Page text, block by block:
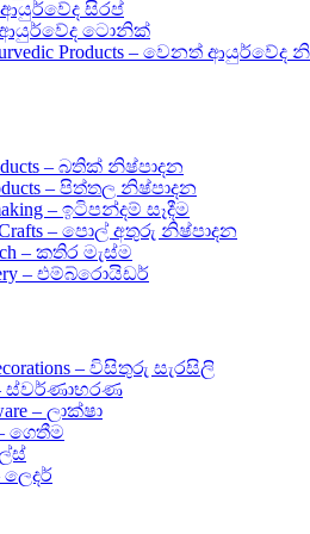
ආයුර්වේද සිරප්
ආයුර්වේද ටොනික්
Products – වෙනත් ආයුර්වේද
– බතික් නිෂ්පාදන
– පිත්තල නිෂ්පාදන
– ඉටිපන්දම් සෑදීම
Crafts – පොල් අතුරු නිෂ්පාදන
– කතිර මැස්ම
– එම්බ්රොයිඩර්
– විසිතුරු සැරසිලි
– ස්වර්ණාභරණ
– ලාක්ෂා
ගෙතීම
ලෙදර්